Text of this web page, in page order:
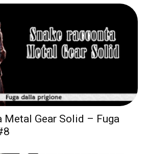
Metal Gear Solid – Fuga